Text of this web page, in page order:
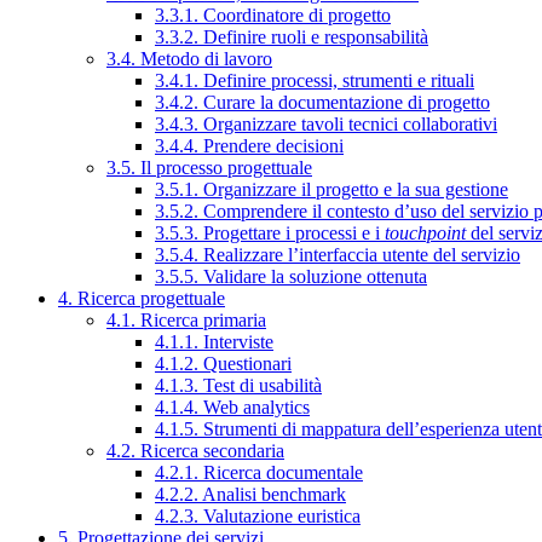
3.3.1. Coordinatore di progetto
3.3.2. Definire ruoli e responsabilità
3.4. Metodo di lavoro
3.4.1. Definire processi, strumenti e rituali
3.4.2. Curare la documentazione di progetto
3.4.3. Organizzare tavoli tecnici collaborativi
3.4.4. Prendere decisioni
3.5. Il processo progettuale
3.5.1. Organizzare il progetto e la sua gestione
3.5.2. Comprendere il contesto d’uso del servizio
3.5.3. Progettare i processi e i touchpointdel
3.5.4. Realizzare l’interfaccia utente del servizio
3.5.5. Validare la soluzione ottenuta
4. Ricerca progettuale
4.1. Ricerca primaria
4.1.1. Interviste
4.1.2. Questionari
4.1.3. Test di usabilità
4.1.4. Web analytics
4.1.5. Strumenti di mappatura dell’esperienza
4.2. Ricerca secondaria
4.2.1. Ricerca documentale
4.2.2. Analisi benchmark
4.2.3. Valutazione euristica
5. Progettazione dei servizi